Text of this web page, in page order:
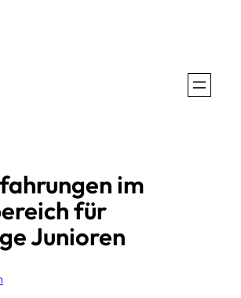
im
für
Junioren